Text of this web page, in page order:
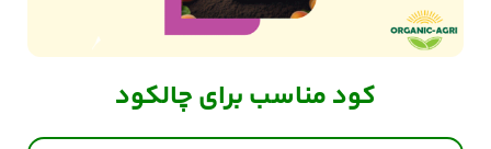
کود مناسب برای چالکود